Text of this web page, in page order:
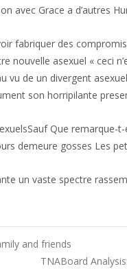
avec Grace a d’autres
fabriquer des
asexuel « ceci
vu de un divergent
son horripilante
Que
demeure gosses Les
un vaste spectre
and friends
TNABoard